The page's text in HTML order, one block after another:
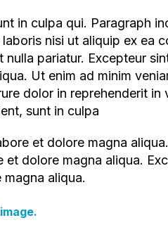
in culpa qui. Paragraph
nisi ut aliquip ex ea
pariatur. Excepteur
Ut enim ad minim
dolor in reprehenderit in
sunt in culpa
dolore magna aliqua.
aliqua.